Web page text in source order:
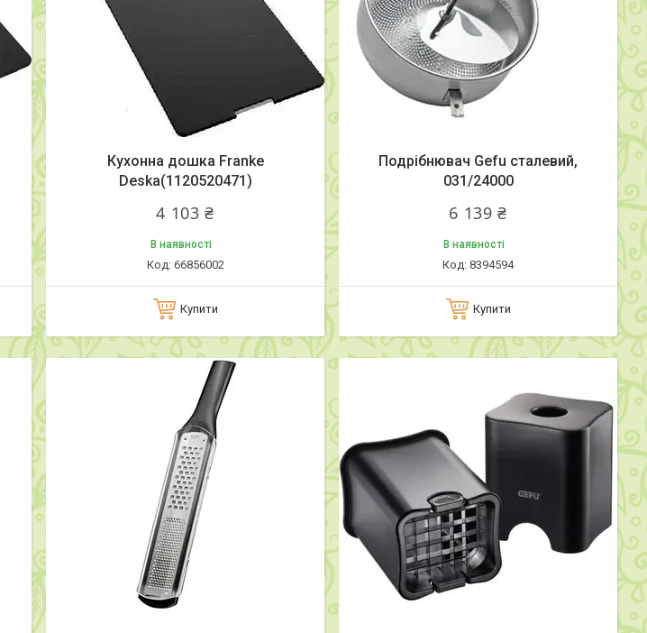
Кухонна дошка Franke
Deska(1120520471)
4 103 ₴
В наявності
66856002
Купити
Подрібнювач Gefu сталевий,
031/24000
6 139 ₴
В наявності
8394594
Купити